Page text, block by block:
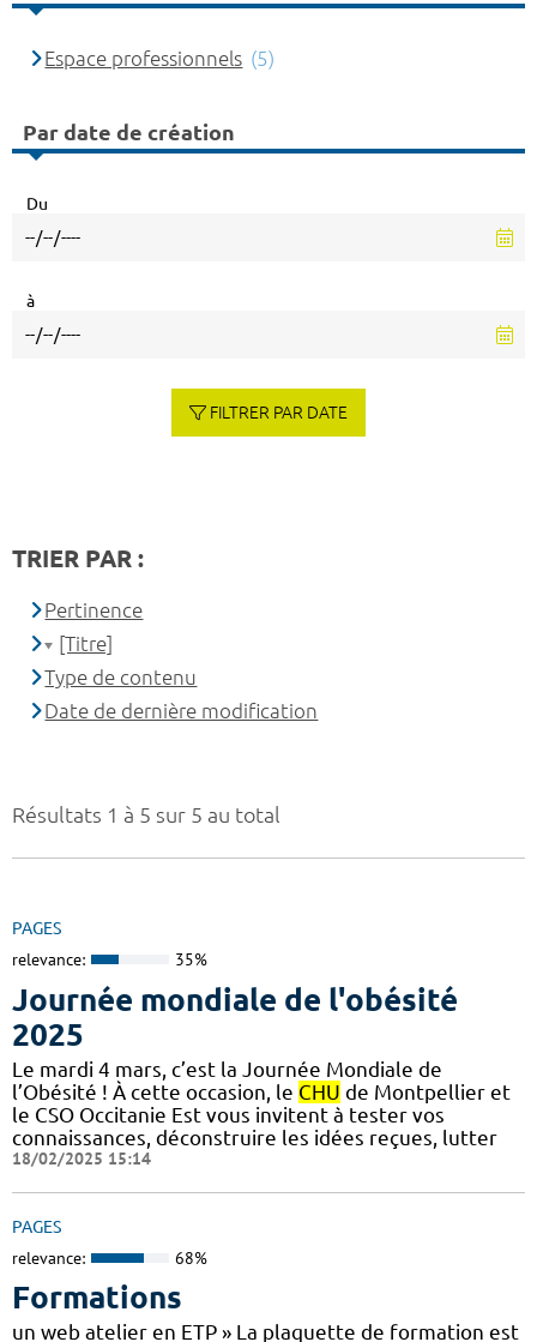
Résultats 1 à 5 sur 5 au total
PAGES
relevance: 35%
Journée mondiale de l'obésité
2025
Le mardi 4 mars, c’est la Journée Mondiale de
l’Obésité ! À cette occasion, le CHU de Montpellier et
le CSO Occitanie Est vous invitent à tester vos
connaissances, déconstruire les idées reçues, lutter
18/02/2025 15:14
PAGES
relevance: 68%
Formations
un web atelier en ETP » La plaquette de formation est
Espace professionnels (5)
Par date de création
Du
à
FILTRER PAR DATE
TRIER PAR :
Pertinence
[Titre]
Type de contenu
Date de dernière modification